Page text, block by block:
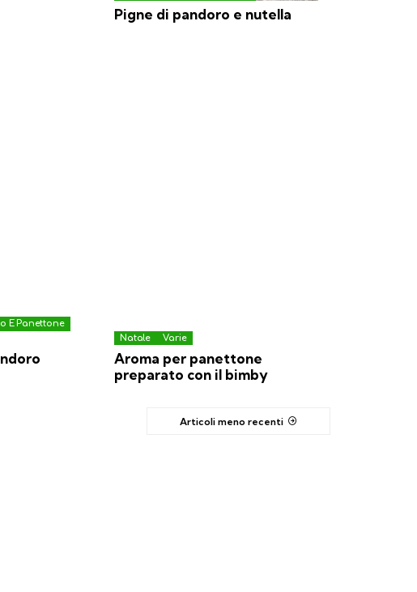
Pigne di pandoro e nutella
E Panettone
Natale Varie
Aroma per panettone
preparato con il bimby
Articoli meno recenti